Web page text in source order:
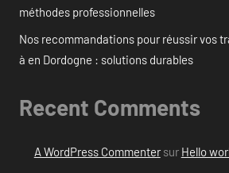
méthodes professionnelles
Nos recommandations pour réussir vos
à en Dordogne : solutions durables
Recent Comments
A WordPress Commentersur Hello